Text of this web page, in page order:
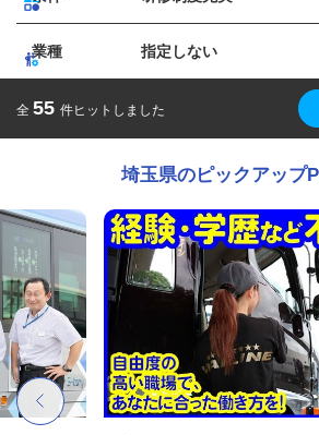
業種 指定しない
全 55 件ヒットしました
埼玉県のピックアップ